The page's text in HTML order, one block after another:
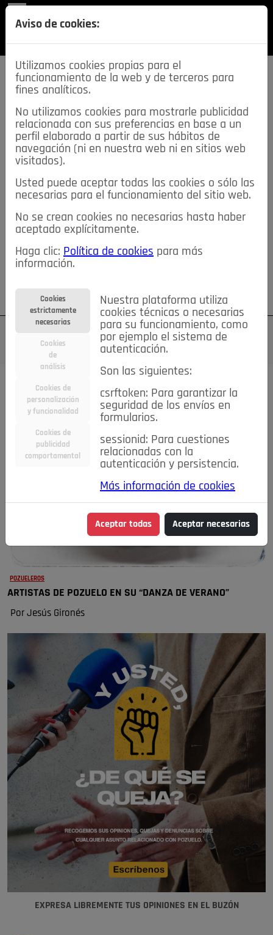
SECCIONES
descarga esta
REVISTA
≡NOTICIAS
NOTICIAS SERVICIOS DE INTERÉS
TABLÓN DE ANUNCIOS MIS ANUNCIOS CONTACTO
NOSOTROS
Su cuenta Regístrese ¿Olvidó su contraseña?
POZUELEROS
ARTISTAS DE POZUELO EN SU “DANZA DE VERANO”
Por Jesús Gironés
EXPRESA LIBREMENTE TUS OPINIONES EN EL BUZÓN
Aviso de cookies:
Utilizamos cookies propias para el
funcionamiento de la web y de terceros para
fines analíticos.
No utilizamos cookies para mostrarle publicidad
relacionada con sus preferencias en base a un
perfil elaborado a partir de sus hábitos de
navegación (ni en nuestra web ni en sitios web
visitados).
Usted puede aceptar todas las cookies o sólo las
necesarias para el funcionamiento del sitio web.
No se crean cookies no necesarias hasta haber
aceptado explícitamente.
Haga clic: Política de cookies para más
información.
Cookies
estrictamente
necesarias
Cookies
de
análisis
Cookies de
personalización
y funcionalidad
Cookies de
publicidad
comportamental
Nuestra plataforma utiliza
cookies técnicas o necesarias
para su funcionamiento, como
por ejemplo el sistema de
autenticación.
Son las siguientes:
csrftoken: Para garantizar la
seguridad de los envíos en
formularios.
sessionid: Para cuestiones
relacionadas con la
autenticación y persistencia.
Más información de cookies
Aceptar todas Aceptar necesarias